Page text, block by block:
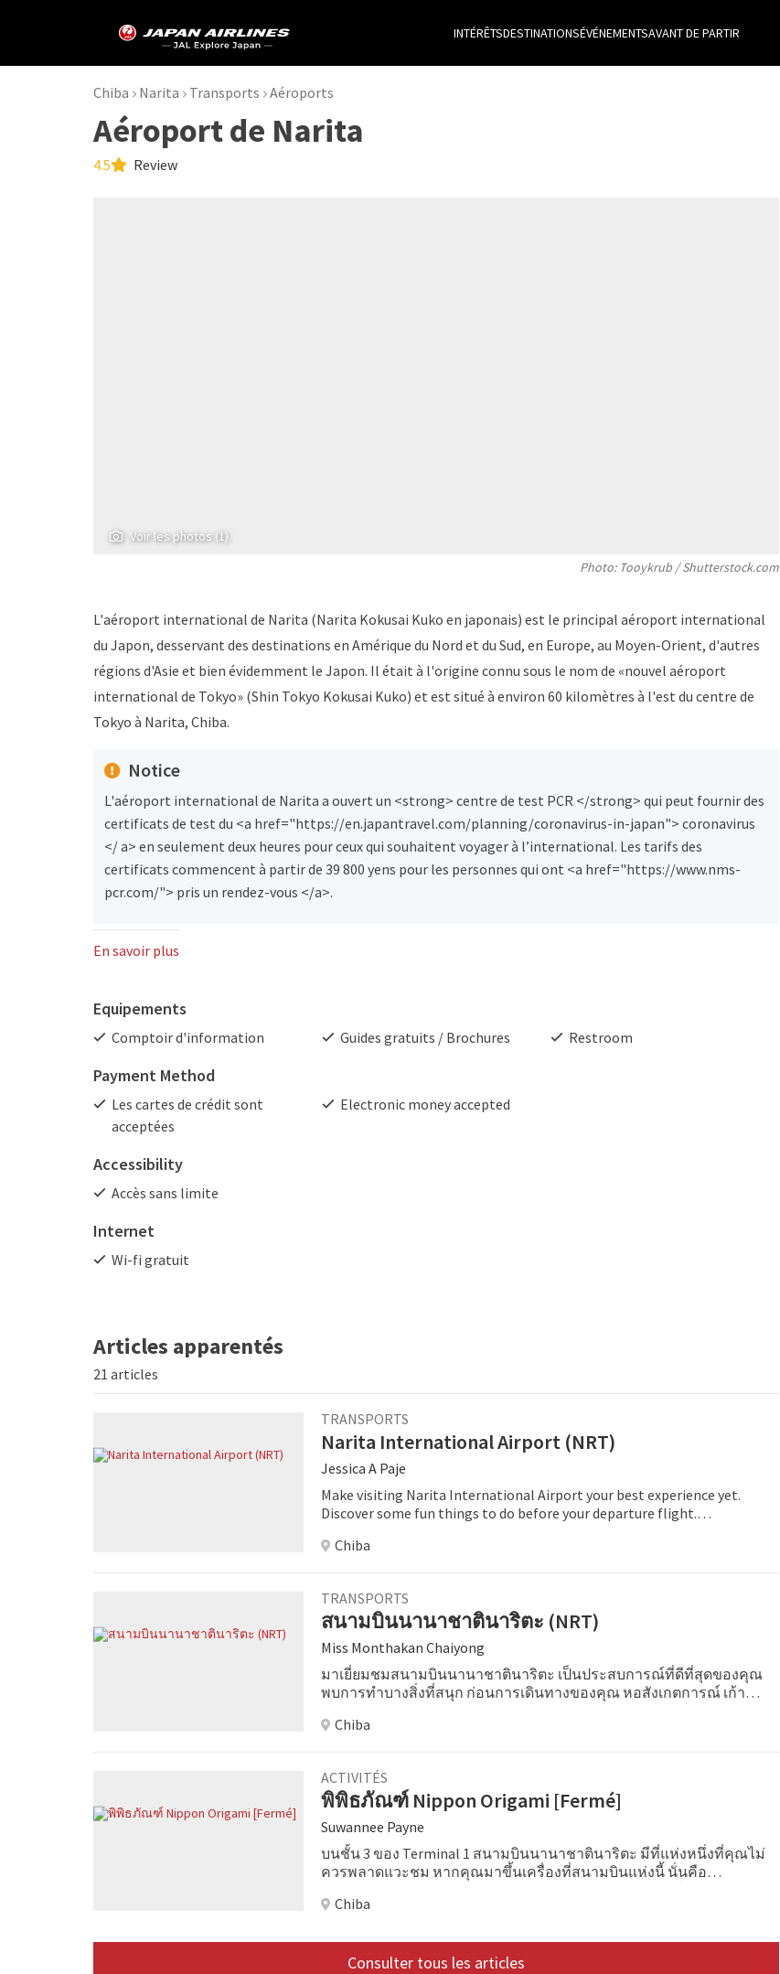
INTÉRÊTSDESTINATIONSÉVÉNEMENTSAVANT DE PARTIR
Chiba Narita Transports Aéroports
Aéroport de Narita
4.5 Review
Voir les photos (1)
Photo: Tooykrub / Shutterstock.com
L'aéroport international de Narita (Narita Kokusai Kuko en japonais) est le principal aéroport international
du Japon, desservant des destinations en Amérique du Nord et du Sud, en Europe, au Moyen-Orient, d'autres
régions d'Asie et bien évidemment le Japon. Il était à l'origine connu sous le nom de «nouvel aéroport
international de Tokyo» (Shin Tokyo Kokusai Kuko) et est situé à environ 60 kilomètres à l'est du centre de
Tokyo à Narita, Chiba.
Notice
L'aéroport international de Narita a ouvert un <strong> centre de test PCR </strong> qui peut fournir des
certificats de test du <a href="https://en.japantravel.com/planning/coronavirus-in-japan"> coronavirus
</ a> en seulement deux heures pour ceux qui souhaitent voyager à l’international. Les tarifs des
certificats commencent à partir de 39 800 yens pour les personnes qui ont <a href="https://www.nms-
pcr.com/"> pris un rendez-vous </a>.
En savoir plus
Equipements
Comptoir d'information Guides gratuits / Brochures Restroom
Payment Method
Les cartes de crédit sont
acceptées
Electronic money accepted
Accessibility
Accès sans limite
Internet
Wi-fi gratuit
Articles apparentés
21 articles
TRANSPORTS
Narita International Airport (NRT)
Jessica A Paje
Make visiting Narita International Airport your best experience yet.
Discover some fun things to do before your departure flight.
Chiba
TRANSPORTS
สนามบินนานาชาตินาริตะ (NRT)
Miss Monthakan Chaiyong
มาเยี่ยมชมสนามบินนานาชาตินาริตะ เป็นประสบการณ์ที่ดีที่สุดของคุณ
พบการทำบางสิ่งที่สนุก ก่อนการเดินทางของคุณ หอสังเกตการณ์ เก้าอี้
Chiba
ACTIVITÉS
พิพิธภัณฑ์ Nippon Origami [Fermé]
Suwannee Payne
บนชั้น 3 ของ Terminal 1 สนามบินนานาชาตินาริตะ มีที่แห่งหนึ่งที่คุณไม่
ควรพลาดแวะชม หากคุณมาขึ้นเครื่องที่สนามบินแห่งนี้ นั่นคือ
กะมิ (Origami) เป็นศิลปะเก่าแก่และมีชื่อเสียงของญี่ปุ่น ที่นี่มีโอะริกะมิ
ต้องใช้กล้องจุลทรรศน์ส่องทำ นั่นหมายถึงต้องใช้กล้องจุลทรรศน์ส่องดู
Chiba
Consulter tous les articles